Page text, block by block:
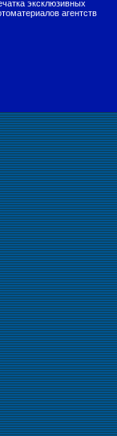
эксклюзивных
агентств